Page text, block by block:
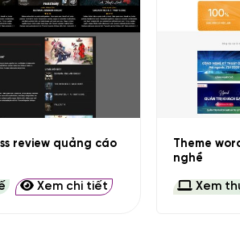
review quảng cáo
Xem chi tiết
Theme
nghề
Xem